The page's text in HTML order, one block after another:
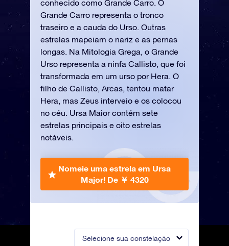
Selecione sua constelação
conhecido como Grande Carro. O
Grande Carro representa o tronco
traseiro e a cauda do Urso. Outras
estrelas mapeiam o nariz e as pernas
longas. Na Mitologia Grega, o Grande
Urso representa a ninfa Callisto, que foi
transformada em um urso por Hera. O
filho de Callisto, Arcas, tentou matar
Hera, mas Zeus interveio e os colocou
no céu. Ursa Maior contém sete
estrelas principais e oito estrelas
notáveis.
Nomeie uma estrela em Ursa
Major! De ￥ 4320